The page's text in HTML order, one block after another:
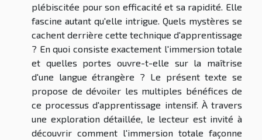
plébiscitée pour son efficacité et sa rapidité. Elle
fascine autant qu'elle intrigue. Quels mystères se
cachent derrière cette technique d'apprentissage
? En quoi consiste exactement l'immersion totale
et quelles portes ouvre-t-elle sur la maîtrise
d'une langue étrangère ? Le présent texte se
propose de dévoiler les multiples bénéfices de
ce processus d'apprentissage intensif. À travers
une exploration détaillée, le lecteur est invité à
découvrir comment l'immersion totale façonne